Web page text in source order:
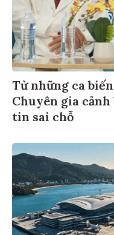
Từ những ca
Chuyên gia
tin sai chỗ